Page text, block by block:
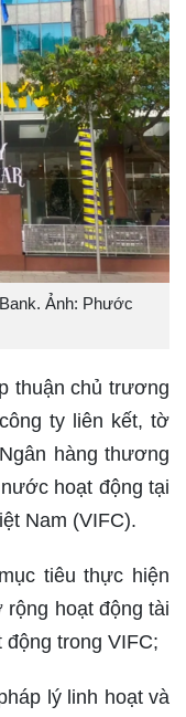
Ảnh: Phước
thuận chủ trương
ty liên kết, tờ
hàng thương
hoạt động tại
Nam (VIFC).
tiêu thực hiện
hoạt động tài
trong VIFC;
lý linh hoạt và